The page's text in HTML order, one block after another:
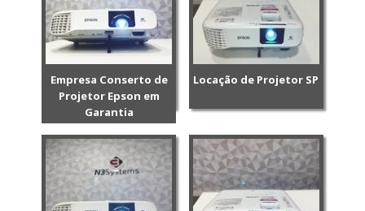
Empresa Conserto de
Projetor Epson em
Garantia
Locação de Projetor SP